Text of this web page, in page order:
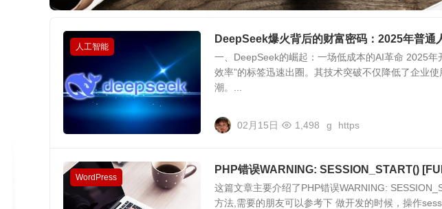
人工智能
DeepSeek爆火背后的财富密码：2025年普通
一、DeepSeek的崛起：一场低成本的AI革命 2025
效率”的标签迅速出圈。其技术突破不仅降低了企业
潮。...
02月15日 1,498 g https
WordPress
PHP错误WARNING: SESSION_START()
这篇文章主要介绍了PHP错误WARNING:
方法,需要的朋友可以参考下 做开发的时候，操作